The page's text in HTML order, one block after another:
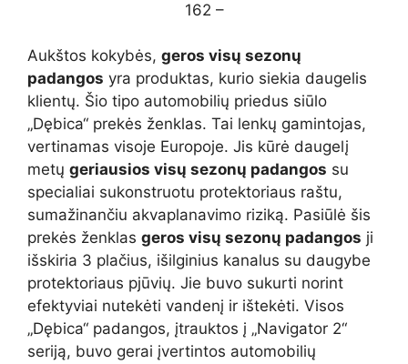
162 –
Aukštos kokybės, geros visų sezonų
padangos yra produktas, kurio siekia daugelis
klientų. Šio tipo automobilių priedus siūlo
„Dębica“ prekės ženklas. Tai lenkų gamintojas,
vertinamas visoje Europoje. Jis kūrė daugelį
metų geriausios visų sezonų padangos su
specialiai sukonstruotu protektoriaus raštu,
sumažinančiu akvaplanavimo riziką. Pasiūlė šis
prekės ženklas geros visų sezonų padangos ji
išskiria 3 plačius, išilginius kanalus su daugybe
protektoriaus pjūvių. Jie buvo sukurti norint
efektyviai nutekėti vandenį ir ištekėti. Visos
„Dębica“ padangos, įtrauktos į „Navigator 2“
seriją, buvo gerai įvertintos automobilių